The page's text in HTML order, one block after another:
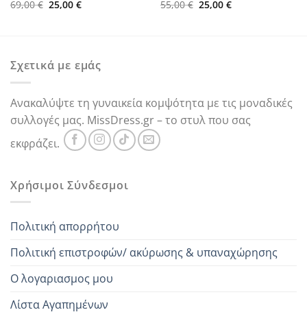
69,00€ Original
price
25,00 €Η
55,00€ Original
price
25,00 €Η
Σχετικά με εμάς
Ανακαλύψτε τη γυναικεία κομψότητα με τις μοναδικές
συλλογές μας. MissDress.gr – το στυλ που σας
εκφράζει.
Χρήσιμοι Σύνδεσμοι
Πολιτική απορρήτου
Πολιτική επιστροφών/ ακύρωσης & υπαναχώρησης
Ο λογαριασμος μου
Λίστα Αγαπημένων